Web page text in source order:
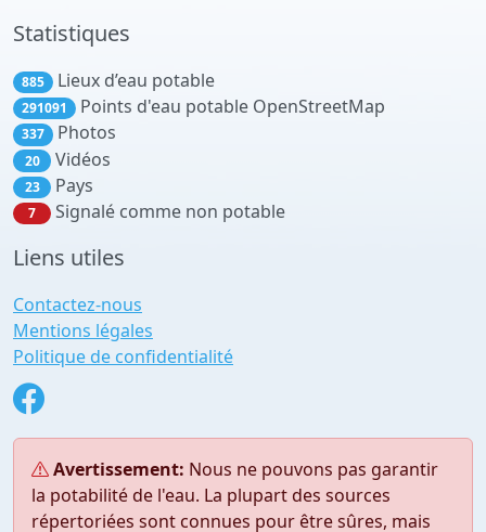
Statistiques
885 Lieux d’eau potable
291091 Points d'eau potable OpenStreetMap
337 Photos
20 Vidéos
23 Pays
7 Signalé comme non potable
Liens utiles
Contactez-nous
Mentions légales
Politique de confidentialité
Avertissement: Nous ne pouvons pas garantir
la potabilité de l'eau. La plupart des sources
répertoriées sont connues pour être sûres, mais